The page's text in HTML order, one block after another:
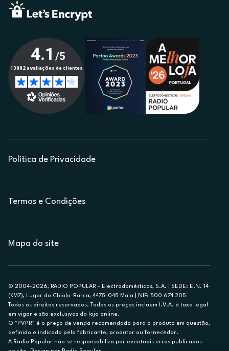
Política de Privacidade
Termos e Condições
Mapa do site
© 2004-2026, RADIO POPULAR - Electrodomésticos, S.A. | SEDE: E.N. 14
(KM7), Lugar do Chiolo-Barca, 4475-045 Maia | NIF: 500 674 205
Todos os direitos reservados. Todos os preços incluem I.V.A. à taxa legal
em vigor e são exclusivos da loja online.
O "PVPR" é o preço de venda recomendado para o produto em questão,
definido e indicado pelo fabricante, produtor ou fornecedor.
A Radio Popular não se responsabiliza por eventuais erros publicados